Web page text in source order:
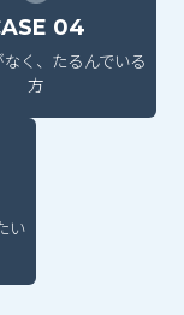
04
く、たるんでいる
方
い